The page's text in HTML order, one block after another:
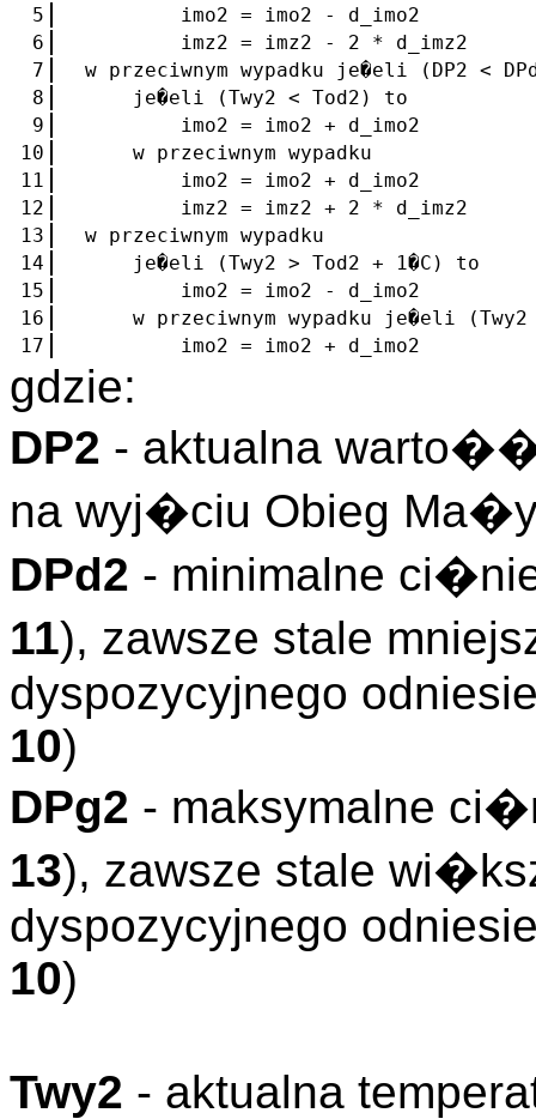
5
imo2 = imo2 - d_imo2
6
imz2 = imz2 - 2 * d_imz2
7
w przeciwnym wypadku je�eli (DP2 <
8
je�eli (Twy2 < Tod2) to
9
imo2 = imo2 + d_imo2
10
w przeciwnym wypadku
11
imo2 = imo2 + d_imo2
12
imz2 = imz2 + 2 * d_imz2
13
w przeciwnym wypadku
14
je�eli (Twy2 > Tod2 + 1�C) to
15
imo2 = imo2 - d_imo2
16
w przeciwnym wypadku je�eli
17
imo2 = imo2 + d_imo2
gdzie:
DP2 - aktualna
na wyj�ciu Obieg
DPd2 - minimalne
11), zawsze stale
dyspozycyjnego
10)
DPg2 - maksymalne
13), zawsze stale
dyspozycyjnego
10)
Twy2 - aktualna